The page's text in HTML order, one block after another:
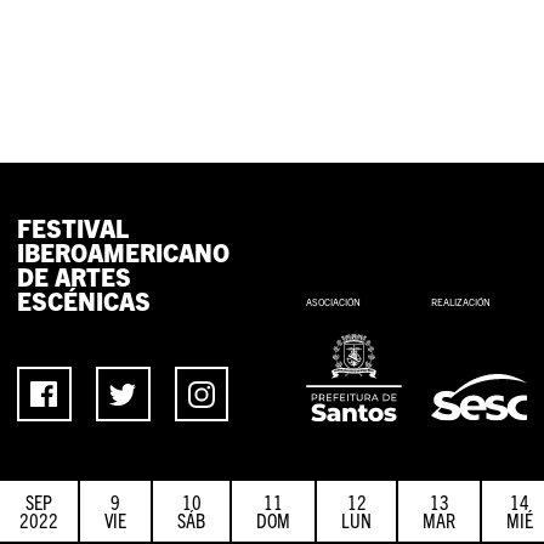
FESTIVAL
IBEROAMERICANO
DE ARTES
ESCÉNICAS
ASOCIACIÓN REALIZACIÓN
SEP
2022
9
VIE
10
SÁB
11
DOM
12
LUN
13
MAR
14
MIÉ